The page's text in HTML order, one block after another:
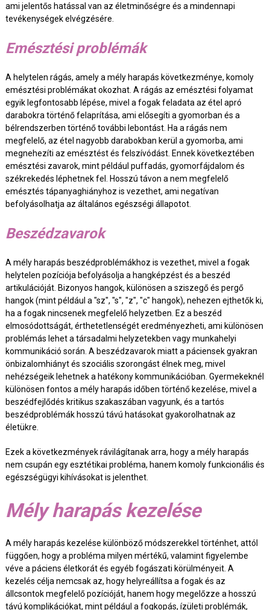
ami jelentős hatással van az életminőségre és a mindennapi
tevékenységek elvégzésére.
Emésztési problémák
A helytelen rágás, amely a mély harapás következménye, komoly
emésztési problémákat okozhat. A rágás az emésztési folyamat
egyik legfontosabb lépése, mivel a fogak feladata az étel apró
darabokra történő felaprítása, ami elősegíti a gyomorban és a
bélrendszerben történő további lebontást. Ha a rágás nem
megfelelő, az étel nagyobb darabokban kerül a gyomorba, ami
megnehezíti az emésztést és felszívódást. Ennek következtében
emésztési zavarok, mint például puffadás, gyomorfájdalom és
székrekedés léphetnek fel. Hosszú távon a nem megfelelő
emésztés tápanyaghiányhoz is vezethet, ami negatívan
befolyásolhatja az általános egészségi állapotot.
Beszédzavarok
A mély harapás beszédproblémákhoz is vezethet, mivel a fogak
helytelen pozíciója befolyásolja a hangképzést és a beszéd
artikulációját. Bizonyos hangok, különösen a sziszegő és pergő
hangok (mint például a "sz", "s", "z", "c" hangok), nehezen ejthetők ki,
ha a fogak nincsenek megfelelő helyzetben. Ez a beszéd
elmosódottságát, érthetetlenségét eredményezheti, ami különösen
problémás lehet a társadalmi helyzetekben vagy munkahelyi
kommunikáció során. A beszédzavarok miatt a páciensek gyakran
önbizalomhiányt és szociális szorongást élnek meg, mivel
nehézségeik lehetnek a hatékony kommunikációban. Gyermekeknél
különösen fontos a mély harapás időben történő kezelése, mivel a
beszédfejlődés kritikus szakaszában vagyunk, és a tartós
beszédproblémák hosszú távú hatásokat gyakorolhatnak az
életükre.
Ezek a következmények rávilágítanak arra, hogy a mély harapás
nem csupán egy esztétikai probléma, hanem komoly funkcionális és
egészségügyi kihívásokat is jelenthet.
Mély harapás kezelése
A mély harapás kezelése különböző módszerekkel történhet, attól
függően, hogy a probléma milyen mértékű, valamint figyelembe
véve a páciens életkorát és egyéb fogászati körülményeit. A
kezelés célja nemcsak az, hogy helyreállítsa a fogak és az
állcsontok megfelelő pozícióját, hanem hogy megelőzze a hosszú
távú komplikációkat, mint például a fogkopás, ízületi problémák,